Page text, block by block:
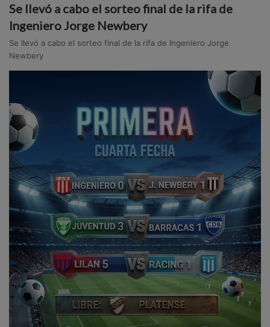
Se llevó a cabo el sorteo final de la rifa de
Ingeniero Jorge Newbery
Se llevó a cabo el sorteo final de la rifa de Ingeniero Jorge
Newbery